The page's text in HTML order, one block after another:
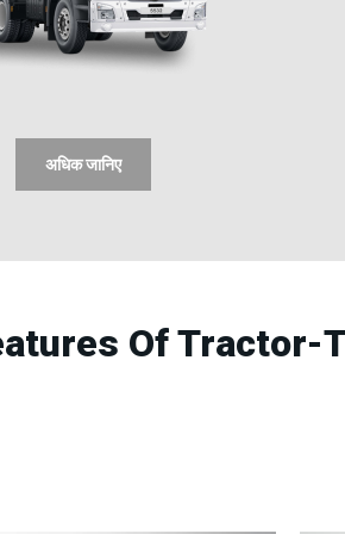
अधिक जानिए
Of Tractor-